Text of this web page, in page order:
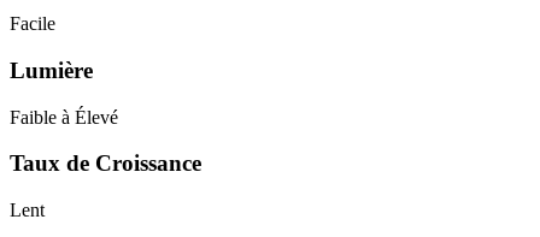
Facile
Lumière
Faible à Élevé
Taux de Croissance
Lent